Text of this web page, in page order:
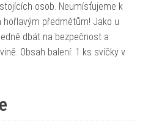
osob. Neumísťujeme k
předmětům! Jako u
dbát na bezpečnost a
Obsah balení: 1 ks svíčky v